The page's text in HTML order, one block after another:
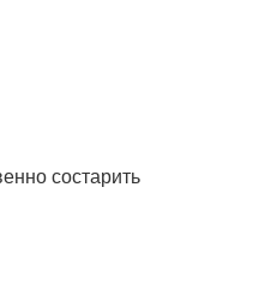
состарить